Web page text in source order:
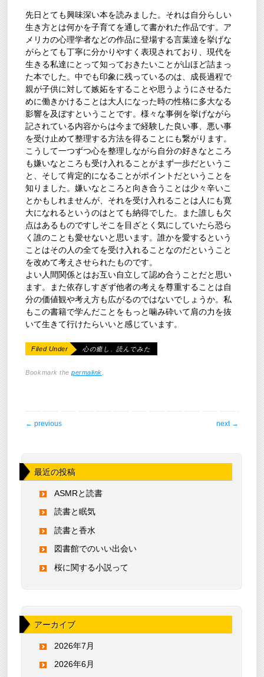
先日とても興味深い本を読みました。それは自分らしい
生き方とは何かを子育てを通して書かれた作品です。ア
メリカの心理学者などの作品に登場する言葉達を挙げな
がらとても丁寧に分かりやすく表現されており、現代を
生きる私達にとって知っておきたいことが山ほど詰まっ
た本でした。中でも印象に残っているのは、成長過程で
親が子供に対して嫉妬をすることや思うようにさせるた
めに働きかけることは大人になった時の性格に多大なる
影響を及ぼすということです。様々な事例を挙げながら
記されている内容からは今まで経験した良い事、悪い事
を受け止めて整理する方法を得ることにも繋がります。
こうして一つずつ心を整理しながら自分の好きなところ
も嫌いなところも受け入れることがまず一歩だというこ
と、そして肯定的になることがポイントだということを
知りました。嫌いなところと向き合うことは少々辛いこ
とかもしれませんが、それを受け入れることは人にも寛
大になれるというのはとても納得でした。また誰しも欠
点はあるものですしそこを目ざとく気にしていたら恐ら
く誰のことも愛せないと思います。誰かを愛するという
ことはその人の全てを受け入れることなのだということ
を改めて考えさせられたものです。
よい人間関係とはお互い自立して認め合うことだと思い
ます。また依存しすぎず他者の考えを尊重することは自
分の価値観や考え方も広がるのではないでしょうか。私
もこの書籍で学んだことをもっと噛み砕いて肩の力を抜
いて生きて行けたらいいと感じています。
Filed Under 心の癒し , 読んでみた
Bookmark thepermalink.
post navigation
← previous next →
最近の投稿
ASMRと読書
読書と眠気
読書と香水
図書館でのいい出会い
桜に関する小説って
アーカイブ
2026年7月
2026年6月